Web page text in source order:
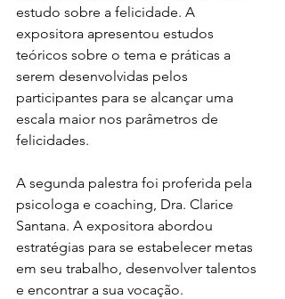
estudo sobre a felicidade. A
expositora apresentou estudos
teóricos sobre o tema e práticas a
serem desenvolvidas pelos
participantes para se alcançar uma
escala maior nos parâmetros de
felicidades.
A segunda palestra foi proferida pela
psicologa e coaching, Dra. Clarice
Santana. A expositora abordou
estratégias para se estabelecer metas
em seu trabalho, desenvolver talentos
e encontrar a sua vocação.